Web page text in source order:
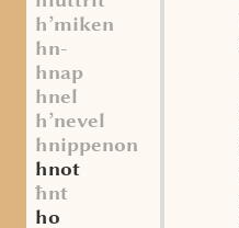
h’miken
hn-
hnap
hnel
h’nevel
hnippenon
hnot
ħnt
ho